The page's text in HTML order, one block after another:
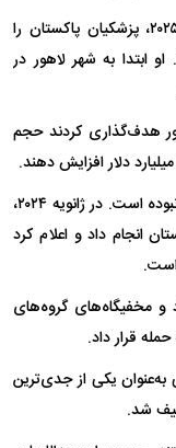
پس از جنگ ۱۲ روزه ایران و اسرائیل در ژوئن ۲۰۲۵، پزشکیان پاکستان را
ابتدا به شهر لاهور در
کشور هدف‌گذاری کردند حجم
بااین‌حال، روابط ایران و پاکستان همواره دوستانه نبوده است. در ژانویه ۲۰۲۴،
انجام داد و اعلام کرد
داد و مخفیگاه‌های گروه‌های
قرار داد.
به‌عنوان یکی از جدی‌ترین
شد.